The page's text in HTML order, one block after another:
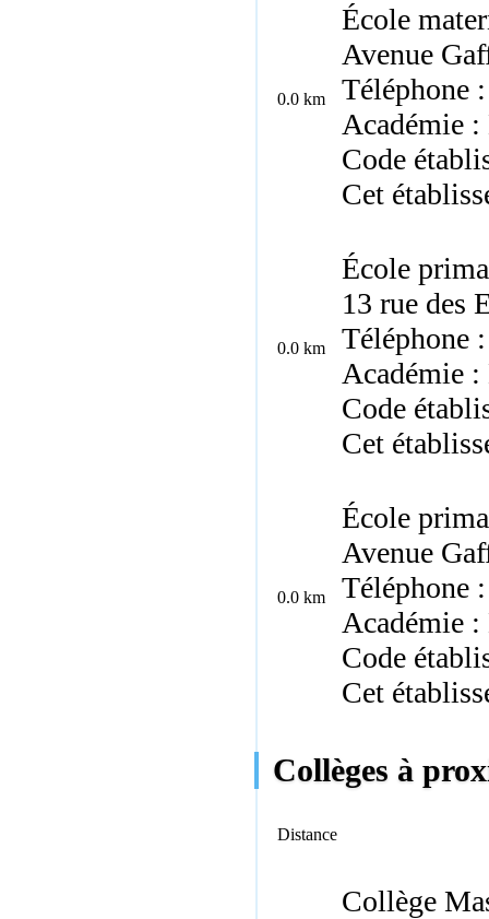
0.0 km
École
Avenue
Téléphone
Académie
Code
Cet
0.0 km
École
13 rue des
Téléphone
Académie
Code
Cet
0.0 km
École
Avenue
Téléphone
Académie
Code
Cet
Collèges à
Distance
Collège